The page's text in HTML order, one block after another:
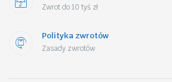
Zwrot do 10 tyś zł
Polityka zwrotów
Zasady zwrotów